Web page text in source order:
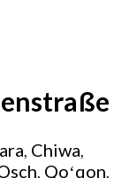
Chiwa
Qoʻqon